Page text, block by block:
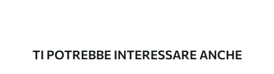
Standard
TI POTREBBE INTERESSARE ANCHE